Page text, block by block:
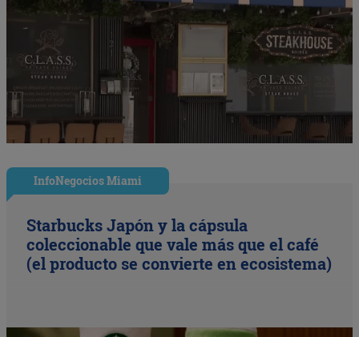
InfoNegocios Miami
Starbucks Japón y la cápsula
coleccionable que vale más que el café
(el producto se convierte en ecosistema)